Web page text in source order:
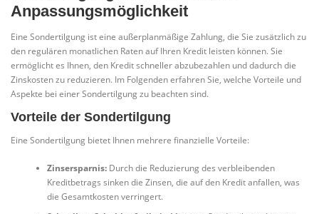
Anpassungsmöglichkeit
Eine Sondertilgung ist eine außerplanmäßige Zahlung, die Sie zusätzlich zu
den regulären monatlichen Raten auf Ihren Kredit leisten können. Sie
ermöglicht es Ihnen, den Kredit schneller abzubezahlen und dadurch die
Zinskosten zu reduzieren. Im Folgenden erfahren Sie, welche Vorteile und
Aspekte bei einer Sondertilgung zu beachten sind.
Vorteile der Sondertilgung
Eine Sondertilgung bietet Ihnen mehrere finanzielle Vorteile:
Zinsersparnis:Durch die Reduzierung des verbleibenden
Kreditbetrags sinken die Zinsen, die auf den Kredit anfallen, was
die Gesamtkosten verringert.